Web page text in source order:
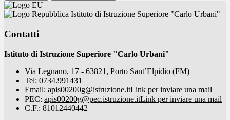
Istituto di Istruzione Superiore "Carlo Urbani"
Contatti
Istituto di Istruzione Superiore "Carlo Urbani"
Via Legnano, 17 - 63821, Porto Sant’Elpidio (FM)
Tel: 0734.991431
Email: apis00200g@istruzione.itLink per inviare una mail
PEC: apis00200g@pec.istruzione.itLink per inviare una mail
C.F.: 81012440442